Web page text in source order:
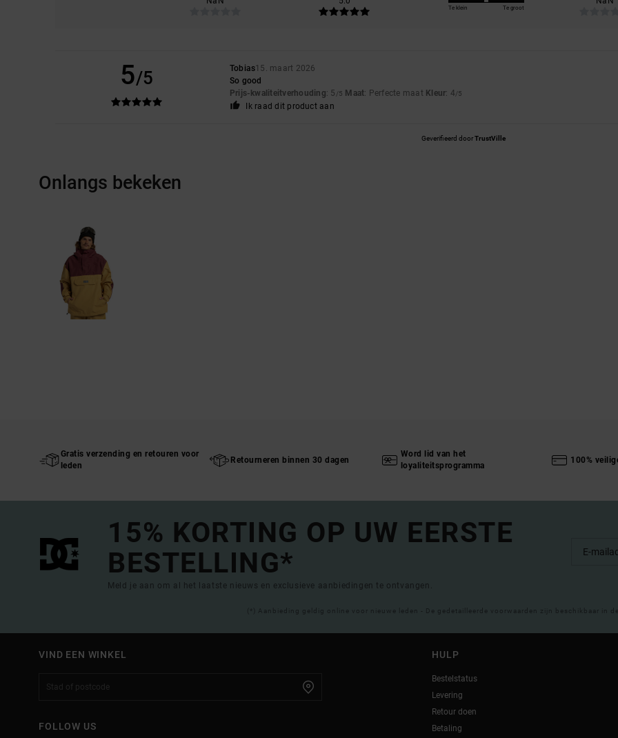
Te klein Te groot
5/5 Tobias15. maart 2026
So good
Prijs-kwaliteitverhouding: 5 /5 Maat: Perfecte maat Kleur: 4/5
Ik raad dit product aan
Geverifieerd doorTrustVille
Onlangs bekeken
Gratis verzending en retouren voor
leden
Retourneren binnen 30 dagen
Word lid van het
loyaliteitsprogramma
100%
15% KORTING OP UW EERSTE
BESTELLING*
Meld je aan om al het laatste nieuws en exclusieve aanbiedingen te ontvangen.
(*) Aanbieding geldig online voor nieuwe leden - De gedetailleerde voorwaarden zijn beschikbaar in
VIND EEN WINKEL
FOLLOW US
HULP
Bestelstatus
Levering
Retour doen
Betaling